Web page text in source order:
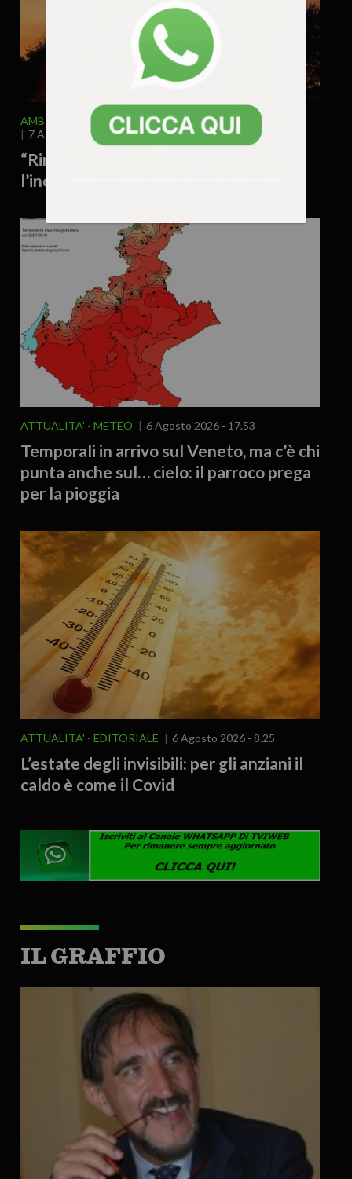
AMBIENTE ATTUALITA'
EDITORIALE
7 Agosto 2026 - 8.00
“Rimpiangeremo questa estate”:
l’incubo di un futuro a cinquanta gradi
ATTUALITA' METEO 6 Agosto 2026 - 17.53
Temporali in arrivo sul Veneto, ma c’è chi
punta anche sul… cielo: il parroco prega
per la pioggia
ATTUALITA' EDITORIALE 6 Agosto 2026 - 8.25
L’estate degli invisibili: per gli anziani il
caldo è come il Covid
IL GRAFFIO